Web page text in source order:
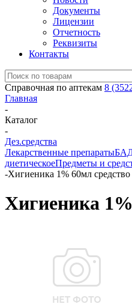
Документы
Лицензии
Отчетность
Реквизиты
Контакты
Справочная по аптекам 8
Главная
-
Каталог
-
Дез.средства
Лекарственные препараты
диетическоеПредметы и
-Хигиеника 1% 60мл
Хигиеника